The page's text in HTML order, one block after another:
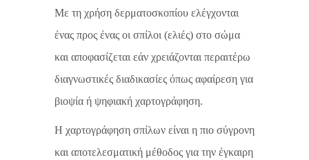
Με τη χρήση δερματοσκοπίου ελέγχονται
ένας προς ένας οι σπίλοι (ελιές) στο σώμα
και αποφασίζεται εάν χρειάζονται περαιτέρω
διαγνωστικές διαδικασίες όπως αφαίρεση για
βιοψία ή ψηφιακή χαρτογράφηση.
Η χαρτογράφηση σπίλων είναι η πιο σύγρονη
και αποτελεσματική μέθοδος για την έγκαιρη